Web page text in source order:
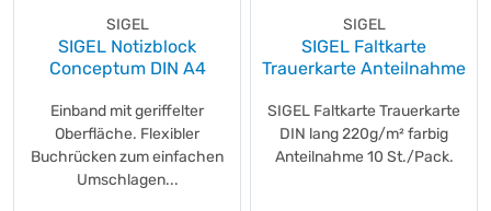
SIGEL
SIGEL Notizblock
Conceptum DIN A4
Einband mit geriffelter
Oberfläche. Flexibler
Buchrücken zum einfachen
Umschlagen...
SIGEL
SIGEL Faltkarte
Trauerkarte Anteilnahme
SIGEL Faltkarte Trauerkarte
DIN lang 220g/m² farbig
Anteilnahme 10 St./Pack.